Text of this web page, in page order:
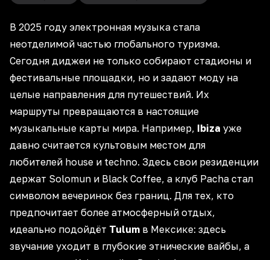
В 2025 году электронная музыка стала
неотделимой частью глобального туризма.
Сегодня диджеи не только собирают стадионы и
фестивальные площадки, но и задают моду на
целые направления для путешествий. Их
маршруты превращаются в настоящие
музыкальные карты мира. Например, Ibiza уже
давно считается культовым местом для
любителей house и techno. Здесь свои резиденции
держат Solomun и Black Coffee, а клуб Pacha стал
символом вечеринок без границ. Для тех, кто
предпочитает более атмосферный отдых,
идеально подойдёт Tulum в Мексике: здесь
звучание уходит в глубокие этнические вайбы, а